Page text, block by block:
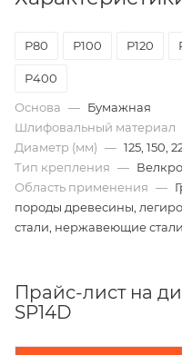
Р80 Р100 Р120
Р400
Основа — Бумажная
Шлифовальный материал
Диаметр (мм) — 125, 150,
Тип крепления —
Область применения —
породы древесины,
стали, нержавеющие
Прайс-лист на
SP14D